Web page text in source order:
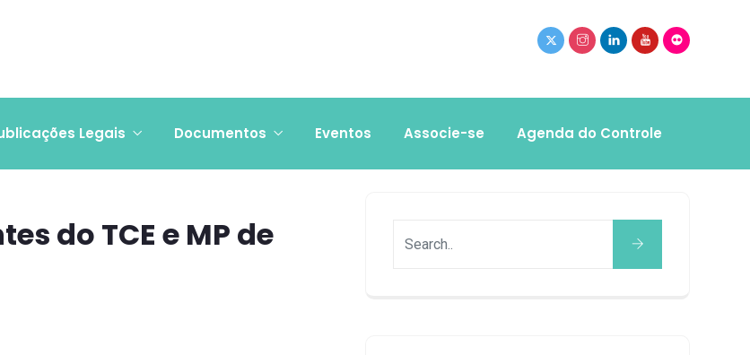
Legais Documentos Eventos Associe-se Agenda do Controle
do TCE e MP de